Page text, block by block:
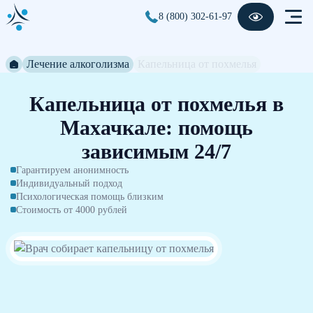
8 (800) 302-61-97
Лечение алкоголизма
Капельница от похмелья в
Махачкале: помощь
зависимым 24/7
Гарантируем анонимность
Индивидуальный подход
Психологическая помощь близким
Стоимость от 4000 рублей